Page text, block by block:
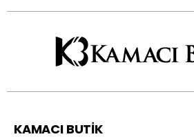
KAMACI BUTİK